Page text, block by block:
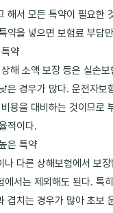
해서 모든 특약이 필요한
약을 넣으면 보험료 부담
약
해 소액 보장 등은 실손
은 경우가 많다. 운전자보
용을 대비하는 것이므로
적이다.
은 특약
나 다른 상해보험에서 보
에서는 제외해도 된다. 특
겹치는 경우가 많아 초보